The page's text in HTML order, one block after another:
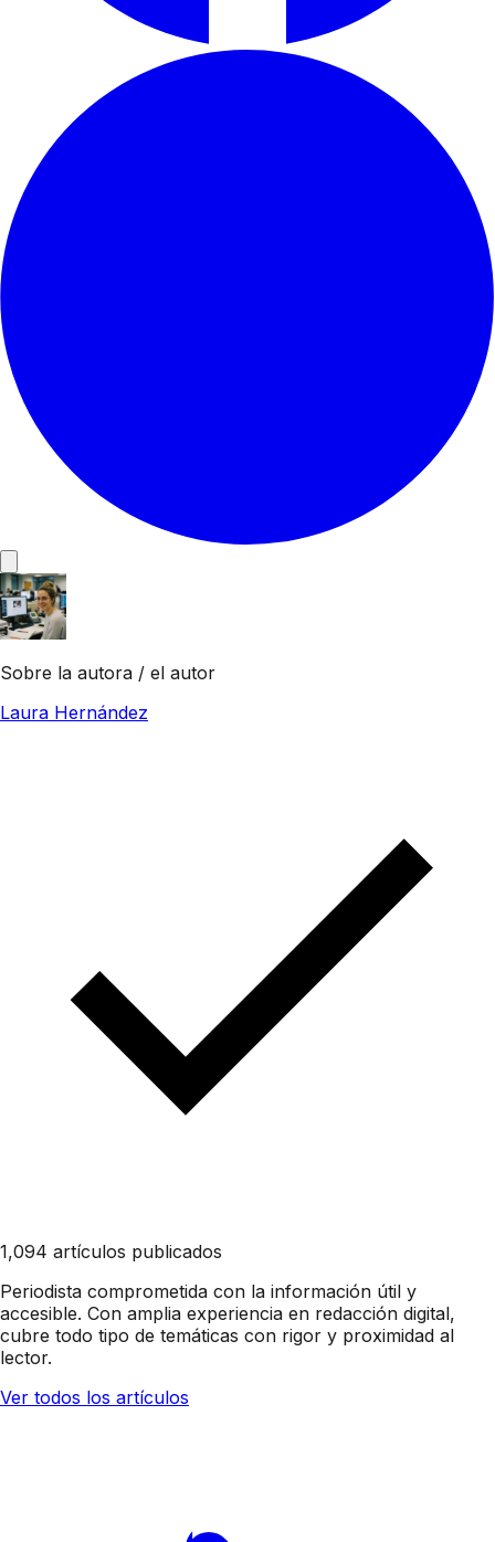
Sobre la autora / el autor
Laura Hernández
1,094 artículos publicados
Periodista comprometida con la información útil y
accesible. Con amplia experiencia en redacción digital,
cubre todo tipo de temáticas con rigor y proximidad al
lector.
Ver todos los artículos